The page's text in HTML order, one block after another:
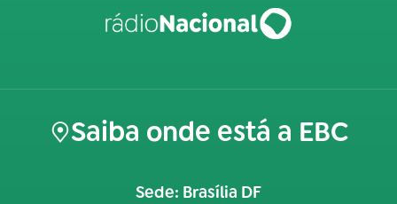
Saiba onde está a EBC
Sede: Brasília DF